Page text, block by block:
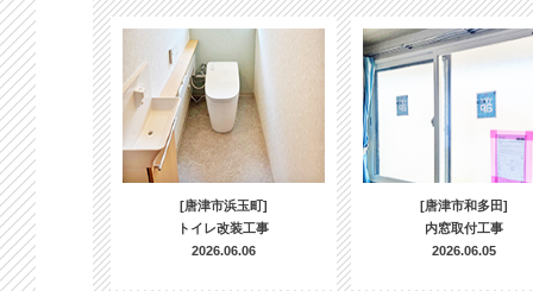
[唐津市浜玉町]
トイレ改装工事
2026.06.06
[唐津市和多田]
内窓取付工事
2026.06.05